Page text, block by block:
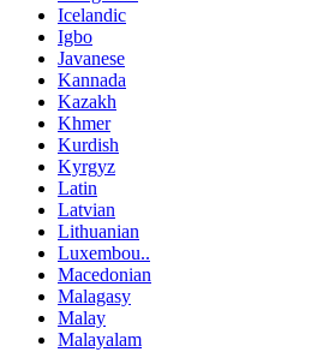
Icelandic
Igbo
Javanese
Kannada
Kazakh
Khmer
Kurdish
Kyrgyz
Latin
Latvian
Lithuanian
Luxembou..
Macedonian
Malagasy
Malay
Malayalam